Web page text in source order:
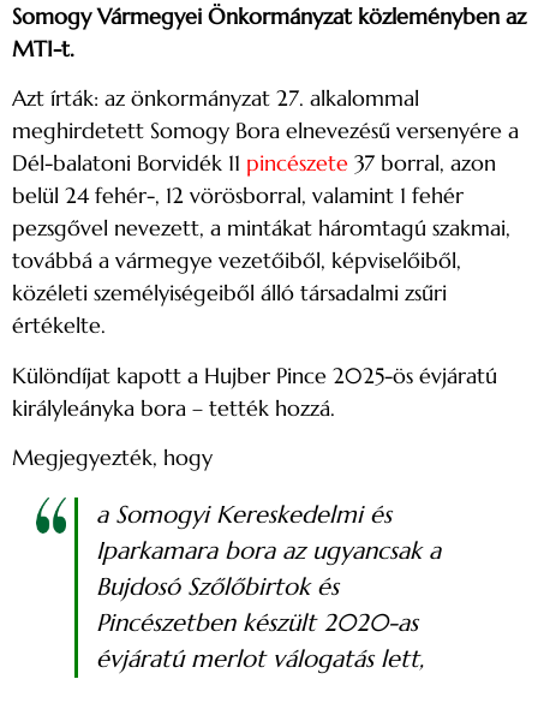
Somogy Vármegyei Önkormányzat közleményben az
MTI-t.
Azt írták: az önkormányzat 27. alkalommal
meghirdetett Somogy Bora elnevezésű versenyére a
Dél-balatoni Borvidék 11 pincészete 37 borral, azon
belül 24 fehér-, 12 vörösborral, valamint 1 fehér
pezsgővel nevezett, a mintákat háromtagú szakmai,
továbbá a vármegye vezetőiből, képviselőiből,
közéleti személyiségeiből álló társadalmi zsűri
értékelte.
Különdíjat kapott a Hujber Pince 2025-ös évjáratú
királyleányka bora – tették hozzá.
Megjegyezték, hogy
a Somogyi Kereskedelmi és
Iparkamara bora az ugyancsak a
Bujdosó Szőlőbirtok és
Pincészetben készült 2020-as
évjáratú merlot válogatás lett,